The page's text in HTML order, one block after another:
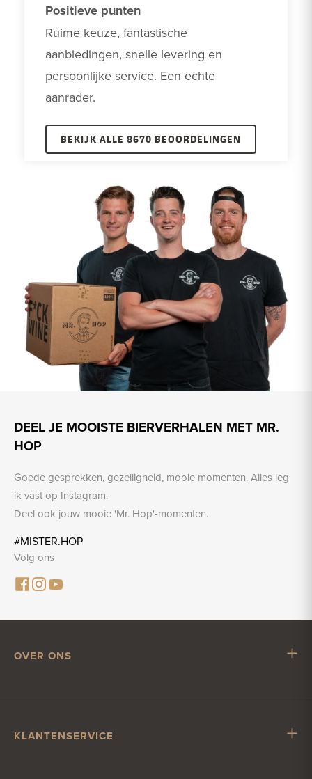
Positieve punten
Ruime keuze, fantastische
aanbiedingen, snelle levering en
persoonlijke service. Een echte
aanrader.
BEKIJK ALLE 8670 BEOORDELINGEN
DEEL JE MOOISTE BIERVERHALEN MET MR.
HOP
Goede gesprekken, gezelligheid, mooie momenten. Alles leg
ik vast op Instagram.
Deel ook jouw mooie 'Mr. Hop'-momenten.
#MISTER.HOP
Volg ons
OVER ONS
Vacatures
KLANTENSERVICE